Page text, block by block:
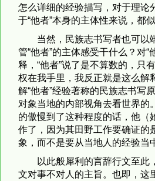
怎么详细的经验描写，对于理论
于“他者”本身的主体性来说，都
当然，民族志书写者也可以
管“他者”的主体感受干什么？对“
释，“他者”说了是不算数的，只
权在我手里，我反正就是这么解
解“他者”经验著称的民族志书写
对象当地的内部视角去看世界的
的傲慢到了这种程度的话，他（
作了，因为其田野工作要确证的
象，而不是要从当地人的经验当
以此般犀利的言辞行文至此
文对事不对人的主旨。也即，这